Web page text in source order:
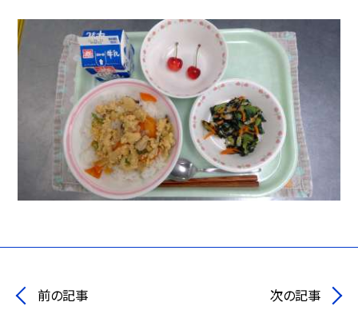
前の記事 次の記事